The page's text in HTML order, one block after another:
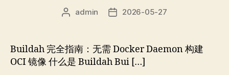
文
者
admin
发
期
2026-05-27
Buildah 完全指南：无需 Docker Daemon 构建
OCI 镜像 什么是 Buildah Bui […]